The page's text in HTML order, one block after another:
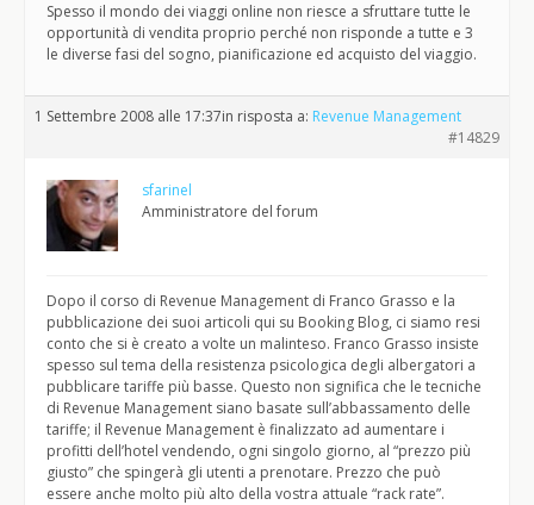
Spesso il mondo dei viaggi online non riesce a sfruttare tutte le
opportunità di vendita proprio perché non risponde a tutte e 3
le diverse fasi del sogno, pianificazione ed acquisto del viaggio.
1 Settembre 2008 alle 17:37in risposta a: Revenue Management
#14829
sfarinel
Amministratore del forum
Dopo il corso di Revenue Management di Franco Grasso e la
pubblicazione dei suoi articoli qui su Booking Blog, ci siamo resi
conto che si è creato a volte un malinteso. Franco Grasso insiste
spesso sul tema della resistenza psicologica degli albergatori a
pubblicare tariffe più basse. Questo non significa che le tecniche
di Revenue Management siano basate sull’abbassamento delle
tariffe; il Revenue Management è finalizzato ad aumentare i
profitti dell’hotel vendendo, ogni singolo giorno, al “prezzo più
giusto” che spingerà gli utenti a prenotare. Prezzo che può
essere anche molto più alto della vostra attuale “rack rate”.